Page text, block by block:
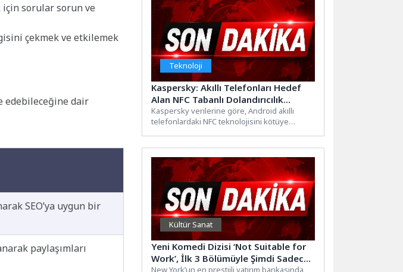
için sorular sorun ve
çekmek ve etkilemek
edebileceğine dair
SEO’ya uygun bir
paylaşımları
Teknoloji
Kaspersky: Akıllı Telefonları Hedef
Alan NFC Tabanlı Dolandırıcılık
Faaliyetleri 2026’da %188 Arttı
Kaspersky verilerine göre, Android akıllı
telefonlardaki NFC teknolojisini kötüye
Kültür Sanat
Yeni Komedi Dizisi ‘Not Suitable for
Work’, İlk 3 Bölümüyle Şimdi Sadece
New York’un en prestijli yatırım bankasında